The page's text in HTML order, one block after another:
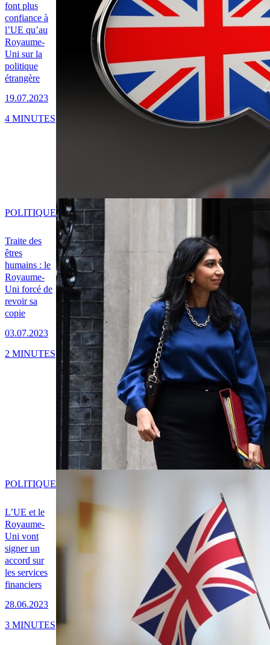
font plus
confiance à
l’UE qu’au
Royaume-
Uni sur la
politique
étrangère
19.07.2023
4 MINUTES
Traite des
êtres
humains : le
Royaume-
Uni forcé de
revoir sa
copie
03.07.2023
POLITIQUE
2 MINUTES
L’UE et le
Royaume-
Uni vont
signer un
accord sur
les services
financiers
28.06.2023
POLITIQUE
3 MINUTES